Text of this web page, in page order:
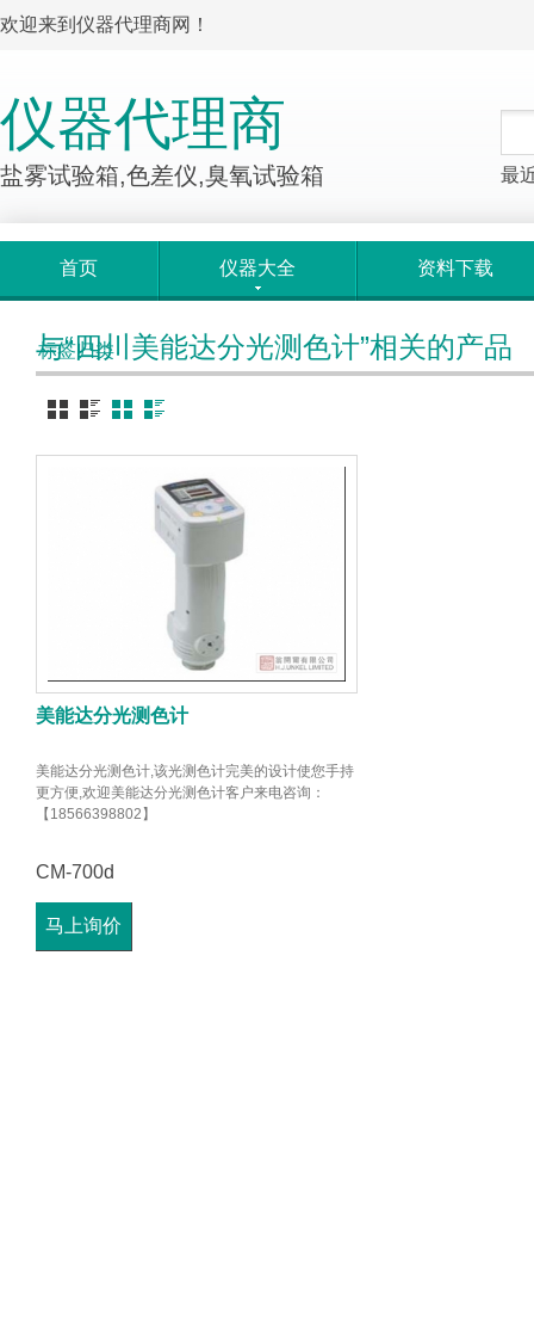
欢迎来到仪器代理商网！
仪器代理商
盐雾试验箱,色差仪,臭氧试验箱 最
首页 仪器大全 资料下载
标签归类
与“四川美能达分光测色计”相关的产品
美能达分光测色计
美能达分光测色计,该光测色计完美的设计使您手持
更方便,欢迎美能达分光测色计客户来电咨询：
【18566398802】
CM-700d
马上询价